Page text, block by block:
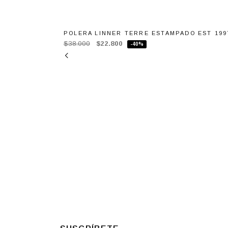
POLERA LINNER TERRE ESTAMPADO EST
$38.000 $22.800 -40%